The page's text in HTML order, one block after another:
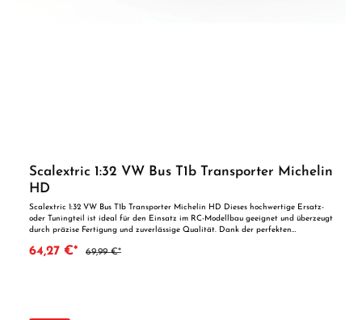
Scalextric 1:32 VW Bus T1b Transporter Michelin
HD
Scalextric 1:32 VW Bus T1b Transporter Michelin HD Dieses hochwertige Ersatz-
oder Tuningteil ist ideal für den Einsatz im RC-Modellbau geeignet und überzeugt
durch präzise Fertigung und zuverlässige Qualität. Dank der perfekten
geeignet. Vorteile auf einen Blick: Passgenaue Verarbeitung Geeignet für
64,27 €* 69,99 €*